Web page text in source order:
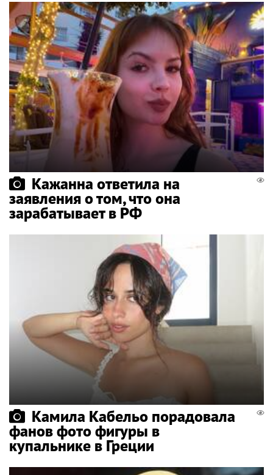
Кажанна ответила на
заявления о том, что она
зарабатывает в РФ
Камила Кабельо порадовала
фанов фото фигуры в
купальнике в Греции